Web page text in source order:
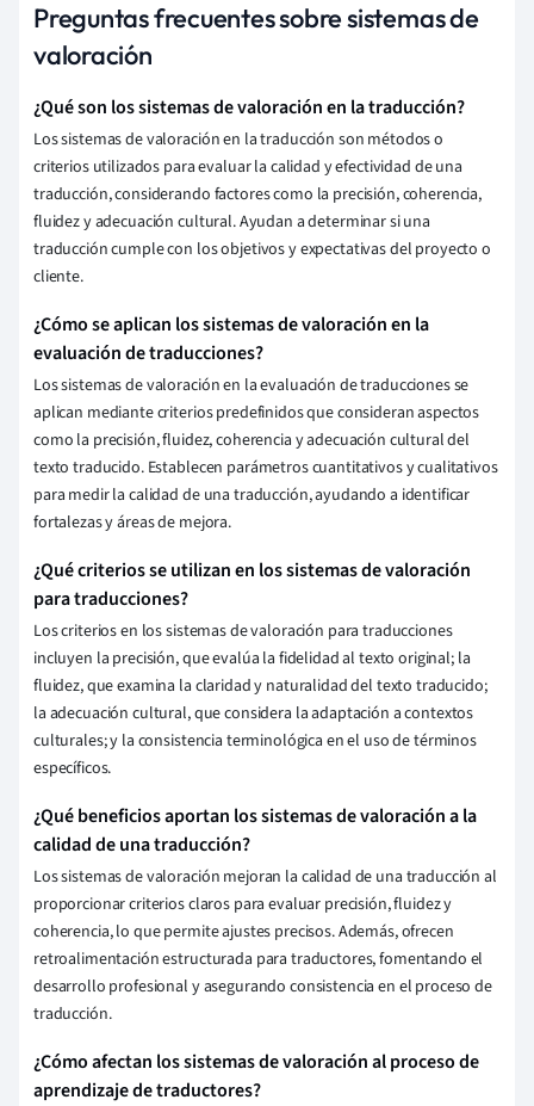
Preguntas frecuentes sobre sistemas de
valoración
¿Qué son los sistemas de valoración en la traducción?
Los sistemas de valoración en la traducción son métodos o
criterios utilizados para evaluar la calidad y efectividad de una
traducción, considerando factores como la precisión, coherencia,
fluidez y adecuación cultural. Ayudan a determinar si una
traducción cumple con los objetivos y expectativas del proyecto o
cliente.
¿Cómo se aplican los sistemas de valoración en la
evaluación de traducciones?
Los sistemas de valoración en la evaluación de traducciones se
aplican mediante criterios predefinidos que consideran aspectos
como la precisión, fluidez, coherencia y adecuación cultural del
texto traducido. Establecen parámetros cuantitativos y cualitativos
para medir la calidad de una traducción, ayudando a identificar
fortalezas y áreas de mejora.
¿Qué criterios se utilizan en los sistemas de valoración
para traducciones?
Los criterios en los sistemas de valoración para traducciones
incluyen la precisión, que evalúa la fidelidad al texto original; la
fluidez, que examina la claridad y naturalidad del texto traducido;
la adecuación cultural, que considera la adaptación a contextos
culturales; y la consistencia terminológica en el uso de términos
específicos.
¿Qué beneficios aportan los sistemas de valoración a la
calidad de una traducción?
Los sistemas de valoración mejoran la calidad de una traducción al
proporcionar criterios claros para evaluar precisión, fluidez y
coherencia, lo que permite ajustes precisos. Además, ofrecen
retroalimentación estructurada para traductores, fomentando el
desarrollo profesional y asegurando consistencia en el proceso de
traducción.
¿Cómo afectan los sistemas de valoración al proceso de
aprendizaje de traductores?